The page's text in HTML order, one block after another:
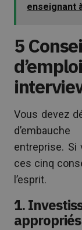
enseignant
5
Vous devez
entreprise. Si
ces cinq
l’esprit.
1.
appropriés